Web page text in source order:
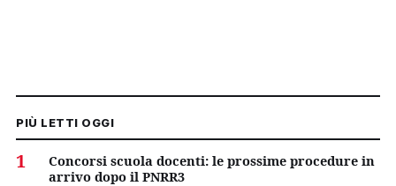
PIÙ LETTI OGGI
1
Concorsi scuola docenti: le prossime procedure in
arrivo dopo il PNRR3